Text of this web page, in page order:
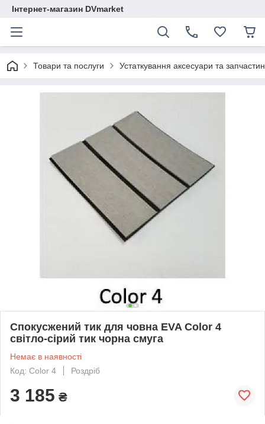
Інтернет-магазин DVmarket
Товари та послуги Устаткування аксесуари та
Спокусжений тик для човна EVA Color 4
світло-сірий тик чорна смуга
Немає в наявності
Код: Color 4
Роздріб
3 185 ₴